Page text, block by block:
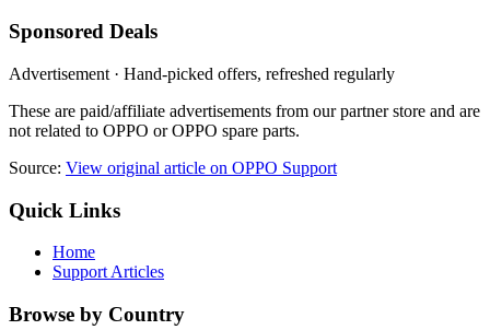
Sponsored Deals
Advertisement · Hand-picked offers, refreshed regularly
These are paid/affiliate advertisements from our partner store and are
not related to OPPO or OPPO spare parts.
Source: View original article on OPPO Support
Quick Links
Home
Support Articles
Browse by Country